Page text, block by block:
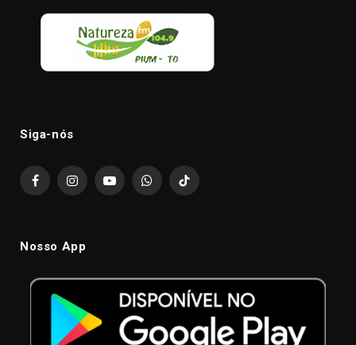
Siga-nós
FacebookInstagramYouTubeWhatsAppTikTok
Nosso App